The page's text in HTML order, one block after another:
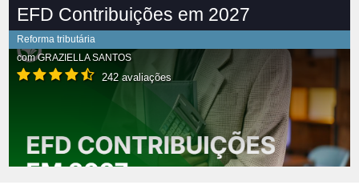
EFD Contribuições em 2027
Reforma tributária
comGRAZIELLA SANTOS
242 avaliações